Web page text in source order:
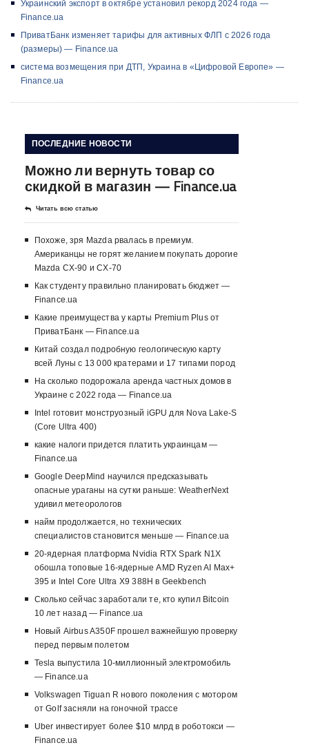
Украинский экспорт в октябре установил рекорд 2024 года —
Finance.ua
ПриватБанк изменяет тарифы для активных ФЛП с 2026 года
(размеры) — Finance.ua
система возмещения при ДТП, Украина в «Цифровой Европе» —
Finance.ua
ПОСЛЕДНИЕ НОВОСТИ
Можно ли вернуть товар со
скидкой в ​​магазин — Finance.ua
Читать всю статью
Похоже, зря Mazda рвалась в премиум.
Американцы не горят желанием покупать дорогие
Mazda CX-90 и CX-70
Как студенту правильно планировать бюджет —
Finance.ua
Какие преимущества у карты Premium Plus от
ПриватБанк — Finance.ua
Китай создал подробную геологическую карту
всей Луны с 13 000 кратерами и 17 типами пород
На сколько подорожала аренда частных домов в
Украине с 2022 года — Finance.ua
Intel готовит монструозный iGPU для Nova Lake-S
(Core Ultra 400)
какие налоги придется платить украинцам —
Finance.ua
Google DeepMind научился предсказывать
опасные ураганы на сутки раньше: WeatherNext
удивил метеорологов
найм продолжается, но технических
специалистов становится меньше — Finance.ua
20-ядерная платформа Nvidia RTX Spark N1X
обошла топовые 16-ядерные AMD Ryzen AI Max+
395 и Intel Core Ultra X9 388H в Geekbench
Сколько сейчас заработали те, кто купил Bitcoin
10 лет назад — Finance.ua
Новый Airbus A350F прошел важнейшую проверку
перед первым полетом
Tesla выпустила 10-миллионный электромобиль
— Finance.ua
Volkswagen Tiguan R нового поколения с мотором
от Golf засняли на гоночной трассе
Uber инвестирует более $10 млрд в роботокси —
Finance.ua